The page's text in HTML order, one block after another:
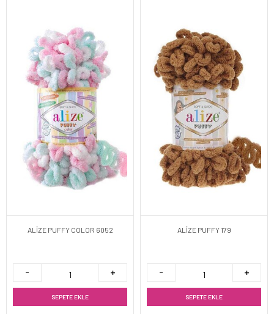
ALİZE PUFFY COLOR 6052
SEPETE EKLE
ALİZE PUFFY 179
SEPETE EKLE